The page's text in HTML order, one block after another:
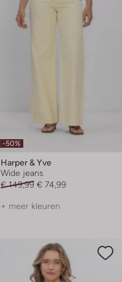
-50%
Harper & Yve
Wide jeans
€ 149,99 € 74,99
+ meer kleuren